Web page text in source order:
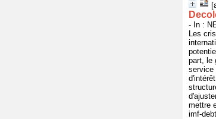
- In :
Les
part, le
service
mettre
imf-debt